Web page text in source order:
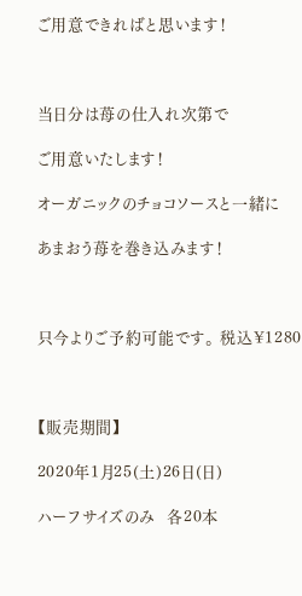
ご用意できればと思います！
当日分は苺の仕入れ次第で
ご用意いたします！
オーガニックのチョコソースと一緒に
あまおう苺を巻き込みます！
只今よりご予約可能です。 税込¥1280
【販売期間】
2020年1月25(土)26日(日)
ハーフサイズのみ 各20本